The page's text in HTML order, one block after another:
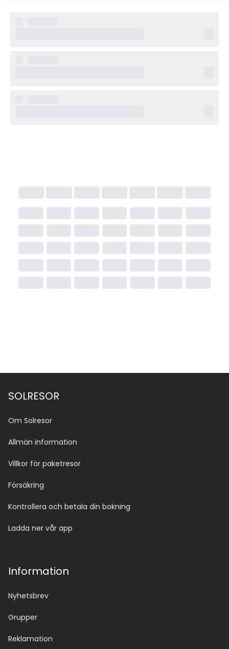
SOLRESOR
Om Solresor
Allmän information
Villkor för paketresor
Försäkring
Kontrollera och betala din bokning
Ladda ner vår app
Information
Nyhetsbrev
Grupper
Reklamation